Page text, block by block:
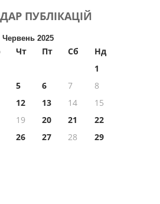
ПУБЛІКАЦІЙ
Червень 2025
Чт Пт Сб
Нд
1
5 6 7
8
12 13 14
15
19 20 21
22
26 27 28
29